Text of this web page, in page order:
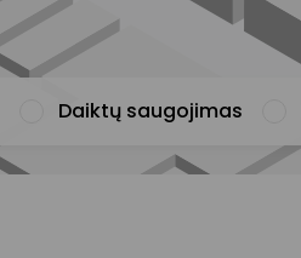
Daiktų saugojimas